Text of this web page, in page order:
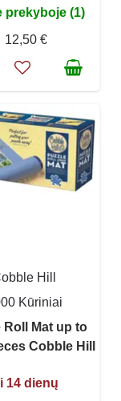
prekyboje (1)
12,50 €
Hill
Kūriniai
Roll Mat up to
Cobble Hill
14 dienų